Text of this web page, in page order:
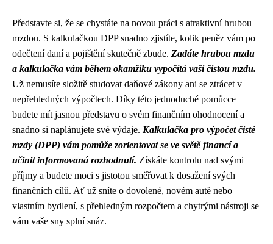
Představte si, že se chystáte na novou práci s atraktivní hrubou
mzdou. S kalkulačkou DPP snadno zjistíte, kolik peněz vám po
odečtení daní a pojištění skutečně zbude. Zadáte hrubou mzdu
a kalkulačka vám během okamžiku vypočítá vaši čistou mzdu.
Už nemusíte složitě studovat daňové zákony ani se ztrácet v
nepřehledných výpočtech. Díky této jednoduché pomůcce
budete mít jasnou představu o svém finančním ohodnocení a
snadno si naplánujete své výdaje. Kalkulačka pro výpočet čisté
mzdy (DPP) vám pomůže zorientovat se ve světě financí a
učinit informovaná rozhodnutí. Získáte kontrolu nad svými
příjmy a budete moci s jistotou směřovat k dosažení svých
finančních cílů. Ať už sníte o dovolené, novém autě nebo
vlastním bydlení, s přehledným rozpočtem a chytrými nástroji se
vám vaše sny splní snáz.